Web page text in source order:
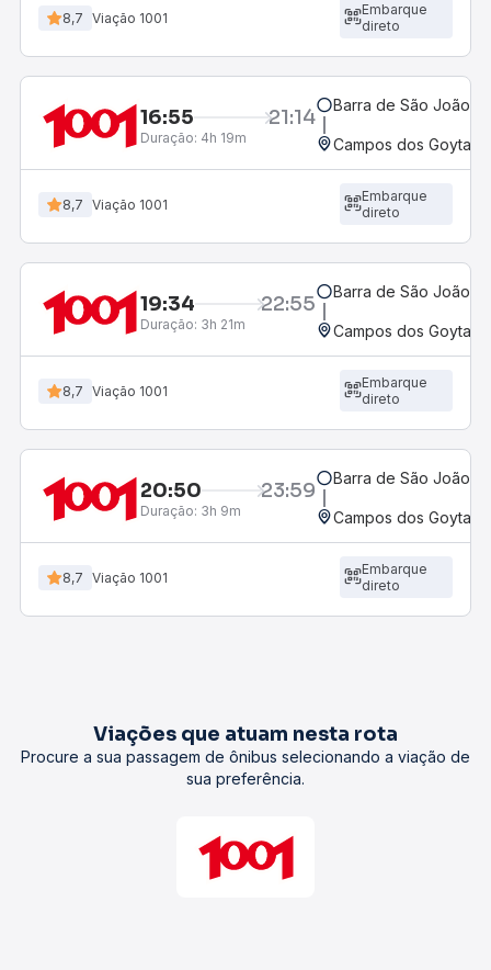
8,7 Viação 1001
Embarque
direto
16:55 21:14
Duração: 4h 19m
Barra de São João,
Campos dos
8,7 Viação 1001
Embarque
direto
19:34 22:55
Duração: 3h 21m
Barra de São João,
Campos dos
8,7 Viação 1001
Embarque
direto
20:50 23:59
Duração: 3h 9m
Barra de São João,
Campos dos
8,7 Viação 1001
Embarque
direto
Viações que atuam nesta rota
Procure a sua passagem de ônibus selecionando a viação de
sua preferência.